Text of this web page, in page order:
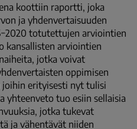
koottiin raportti, joka
ja yhdenvertaisuuden
totutettujen arviointien
kansallisten arviointien
jotka voivat
oppimisen
erityisesti nyt tulisi
yhteenveto tuo esiin sellaisia
jotka tukevat
ja vähentävät niiden